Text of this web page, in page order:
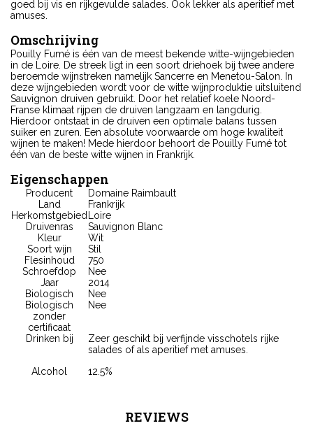
goed bij vis en rijkgevulde salades. Ook lekker als aperitief met
amuses.
Omschrijving
Pouilly Fumé is één van de meest bekende witte-wijngebieden
in de Loire. De streek ligt in een soort driehoek bij twee andere
beroemde wijnstreken namelijk Sancerre en Menetou-Salon. In
deze wijngebieden wordt voor de witte wijnproduktie uitsluitend
Sauvignon druiven gebruikt. Door het relatief koele Noord-
Franse klimaat rijpen de druiven langzaam en langdurig.
Hierdoor ontstaat in de druiven een optimale balans tussen
suiker en zuren. Een absolute voorwaarde om hoge kwaliteit
wijnen te maken! Mede hierdoor behoort de Pouilly Fumé tot
één van de beste witte wijnen in Frankrijk.
Eigenschappen
Producent
Domaine Raimbault
Land
Frankrijk
Herkomstgebied
Loire
Druivenras
Sauvignon Blanc
Kleur
Wit
Soort wijn
Stil
Flesinhoud
750
Schroefdop
Nee
Jaar
2014
Biologisch
Nee
Biologisch
zonder
certificaat
Nee
Drinken bij
Zeer geschikt bij verfijnde visschotels rijke
salades of als aperitief met amuses.
Alcohol
12.5%
REVIEWS